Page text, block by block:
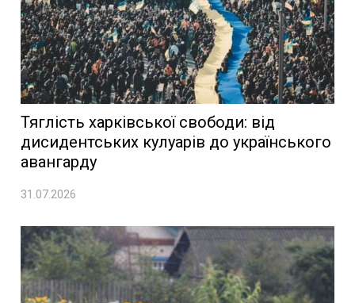
Тяглість харківської свободи: від
дисидентських кулуарів до українського
авангарду
31.07.2026